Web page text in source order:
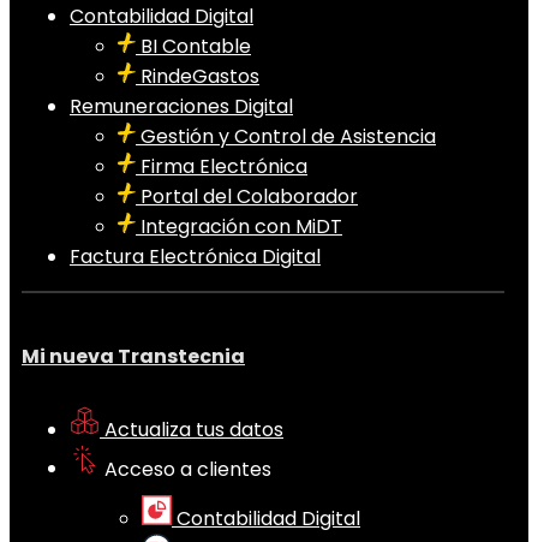
Contabilidad Digital
BI Contable
RindeGastos
Remuneraciones Digital
Gestión y Control de Asistencia
Firma Electrónica
Portal del Colaborador
Integración con MiDT
Factura Electrónica Digital
Mi nueva Transtecnia
Actualiza tus datos
Acceso a clientes
Contabilidad Digital